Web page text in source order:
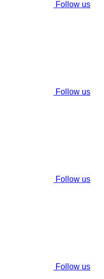
Follow us
Follow us
Follow us
Follow us